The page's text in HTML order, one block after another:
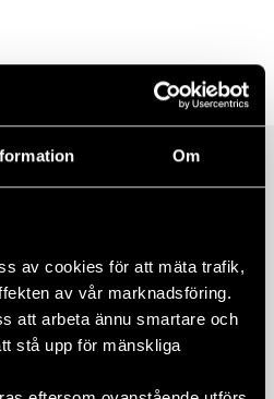
Om
av cookies för att mäta trafik,
av vår marknadsföring.
att arbeta ännu smartare och
stå upp för mänskliga
av
2026:21)
för